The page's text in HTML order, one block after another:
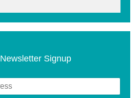
Newsletter Signup